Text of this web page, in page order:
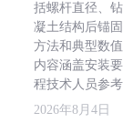
括螺杆直径、
凝土结构后锚
方法和典型数
内容涵盖安装
程技术人员参考
2026年8月4日